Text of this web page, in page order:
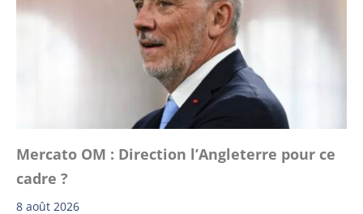
Mercato OM : Direction l’Angleterre pour ce
cadre ?
8 août 2026